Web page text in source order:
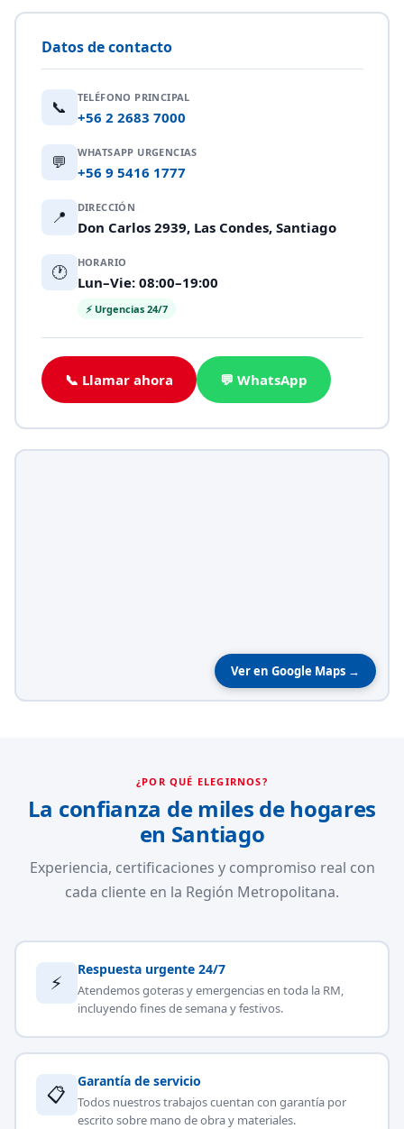
Datos de contacto
📞 TELÉFONO PRINCIPAL
+56 2 2683 7000
💬 WHATSAPP URGENCIAS
+56 9 5416 1777
📍 DIRECCIÓN
Don Carlos 2939, Las Condes, Santiago
🕐 HORARIO
Lun–Vie: 08:00–19:00
⚡ Urgencias 24/7
📞 Llamar ahora 💬 WhatsApp
Ver en Google Maps →
¿POR QUÉ ELEGIRNOS?
La confianza de miles de hogares
en Santiago
Experiencia, certificaciones y compromiso real con
cada cliente en la Región Metropolitana.
⚡
Respuesta urgente 24/7
Atendemos goteras y emergencias en toda la RM,
incluyendo fines de semana y festivos.
📋
Garantía de servicio
Todos nuestros trabajos cuentan con garantía por
escrito sobre mano de obra y materiales.